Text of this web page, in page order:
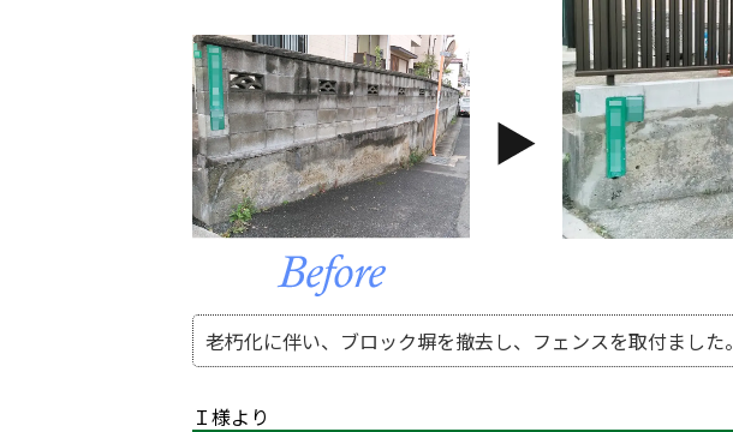
老朽化に伴い、ブロック塀を撤去し、フェンスを取付ました。
Ｉ様より